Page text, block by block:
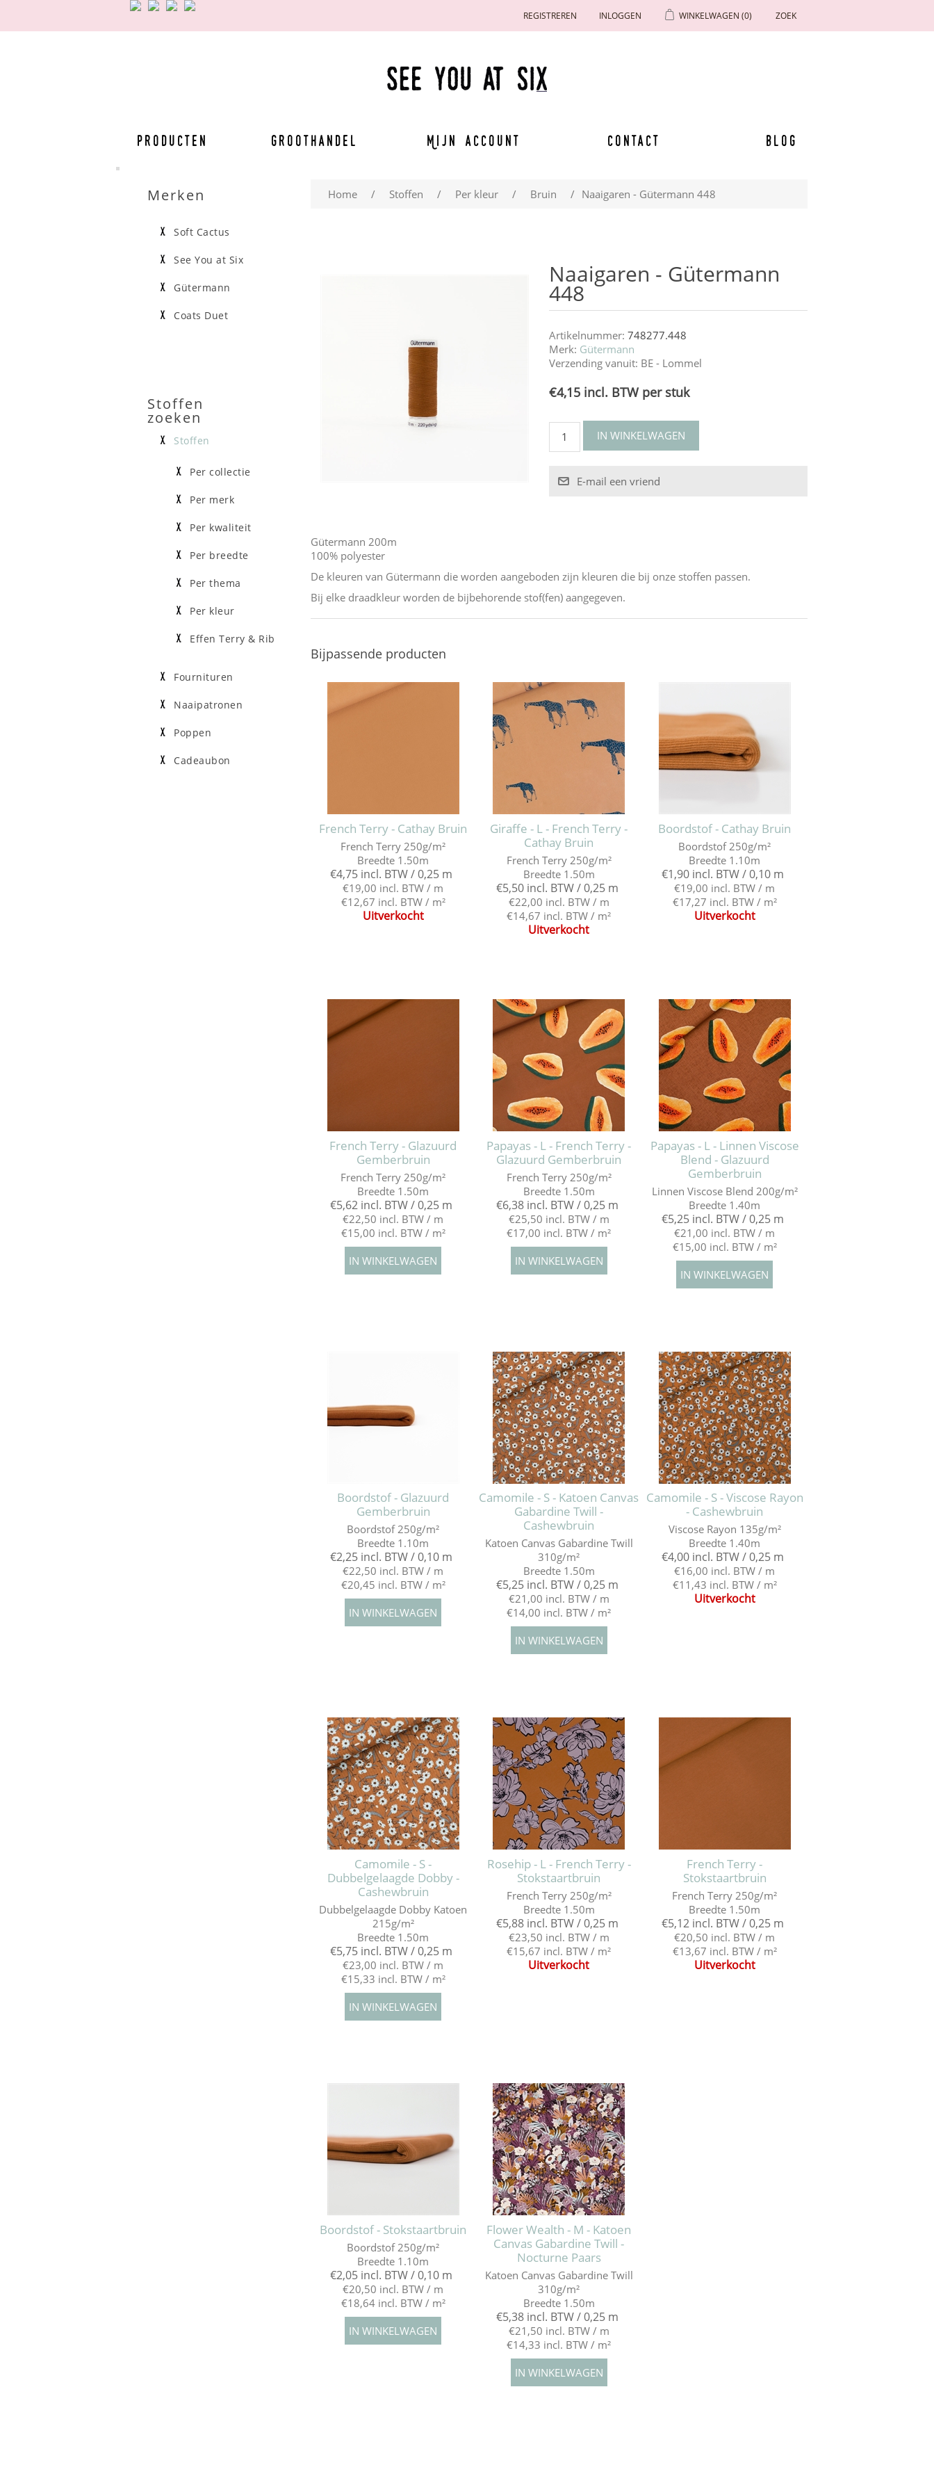
REGISTREREN INLOGGEN WINKELWAGEN (0) ZOEK
Producten Groothandel Mijn account Contact Blog
Home / Stoffen / Per kleur / Bruin / Naaigaren - Gütermann 448
Naaigaren - Gütermann
448
Artikelnummer: 748277.448
Merk: Gütermann
Verzending vanuit: BE - Lommel
€4,15 incl. BTW per stuk
Gütermann 200m
100% polyester
De kleuren van Gütermann die worden aangeboden zijn kleuren die bij onze stoffen passen.
Bij elke draadkleur worden de bijbehorende stof(fen) aangegeven.
Bijpassende producten
French Terry - Cathay Bruin
French Terry 250g/m²
Breedte 1.50m
€4,75 incl. BTW / 0,25 m
€19,00 incl. BTW / m
€12,67 incl. BTW / m²
Uitverkocht
Giraffe - L - French Terry -
Cathay Bruin
French Terry 250g/m²
Breedte 1.50m
€5,50 incl. BTW / 0,25 m
€22,00 incl. BTW / m
€14,67 incl. BTW / m²
Uitverkocht
Boordstof - Cathay Bruin
Boordstof 250g/m²
Breedte 1.10m
€1,90 incl. BTW / 0,10 m
€19,00 incl. BTW / m
€17,27 incl. BTW / m²
Uitverkocht
French Terry - Glazuurd
Gemberbruin
French Terry 250g/m²
Breedte 1.50m
€5,62 incl. BTW / 0,25 m
€22,50 incl. BTW / m
€15,00 incl. BTW / m²
Papayas - L - French Terry -
Glazuurd Gemberbruin
French Terry 250g/m²
Breedte 1.50m
€6,38 incl. BTW / 0,25 m
€25,50 incl. BTW / m
€17,00 incl. BTW / m²
Papayas - L - Linnen Viscose
Blend - Glazuurd
Gemberbruin
Linnen Viscose Blend 200g/m²
Breedte 1.40m
€5,25 incl. BTW / 0,25 m
€21,00 incl. BTW / m
€15,00 incl. BTW / m²
Boordstof - Glazuurd
Gemberbruin
Boordstof 250g/m²
Breedte 1.10m
€2,25 incl. BTW / 0,10 m
€22,50 incl. BTW / m
€20,45 incl. BTW / m²
Camomile - S - Katoen Canvas
Gabardine Twill -
Cashewbruin
Katoen Canvas Gabardine Twill
310g/m²
Breedte 1.50m
€5,25 incl. BTW / 0,25 m
€21,00 incl. BTW / m
€14,00 incl. BTW / m²
Camomile - S - Viscose Rayon
- Cashewbruin
Viscose Rayon 135g/m²
Breedte 1.40m
€4,00 incl. BTW / 0,25 m
€16,00 incl. BTW / m
€11,43 incl. BTW / m²
Uitverkocht
Camomile - S -
Dubbelgelaagde Dobby -
Cashewbruin
Dubbelgelaagde Dobby Katoen
215g/m²
Breedte 1.50m
€5,75 incl. BTW / 0,25 m
€23,00 incl. BTW / m
€15,33 incl. BTW / m²
Rosehip - L - French Terry -
Stokstaartbruin
French Terry 250g/m²
Breedte 1.50m
€5,88 incl. BTW / 0,25 m
€23,50 incl. BTW / m
€15,67 incl. BTW / m²
Uitverkocht
French Terry -
Stokstaartbruin
French Terry 250g/m²
Breedte 1.50m
€5,12 incl. BTW / 0,25 m
€20,50 incl. BTW / m
€13,67 incl. BTW / m²
Uitverkocht
Boordstof - Stokstaartbruin
Boordstof 250g/m²
Breedte 1.10m
€2,05 incl. BTW / 0,10 m
€20,50 incl. BTW / m
€18,64 incl. BTW / m²
Flower Wealth - M - Katoen
Canvas Gabardine Twill -
Nocturne Paars
Katoen Canvas Gabardine Twill
310g/m²
Breedte 1.50m
€5,38 incl. BTW / 0,25 m
€21,50 incl. BTW / m
€14,33 incl. BTW / m²
Merken
Soft Cactus
See You at Six
Gütermann
Coats Duet
Stoffen
zoeken
Stoffen
Per collectie
Per merk
Per kwaliteit
Per breedte
Per thema
Per kleur
Effen Terry & Rib
Fournituren
Naaipatronen
Poppen
Cadeaubon